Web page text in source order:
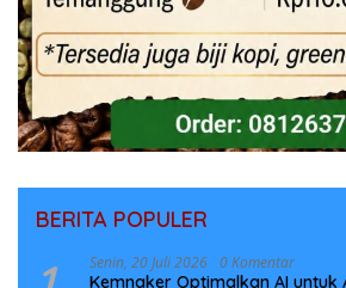
BERITA POPULER
Senin, 20 Juli 2026 0 Komentar
Kemnaker Optimalkan AI untuk